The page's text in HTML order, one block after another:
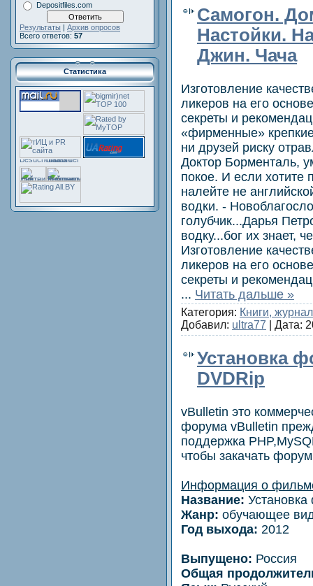
Depositfiles.com
Результаты | Архив опросов
Всего ответов: 57
Статистика
Самогон.
Настойки.
Джин. Чача
Изготовление
ликеров на его
секреты и
«фирменные»
ни друзей риску
Доктор Борменталь,
покое. И если хотите
налейте не
водки. -
голубчик...Дарья
водку...бог их знает,
Изготовление
ликеров на его
секреты и
... Читать дальше »
Категория: Книги,
Добавил: ultra77 | Дата:
Установка
DVDRip
vBulletin это
форума vBulletin
поддержка
чтобы закачать
Информация о
Название:
Жанр: обучающее
Год выхода: 2012
Выпущено: Россия
Общая